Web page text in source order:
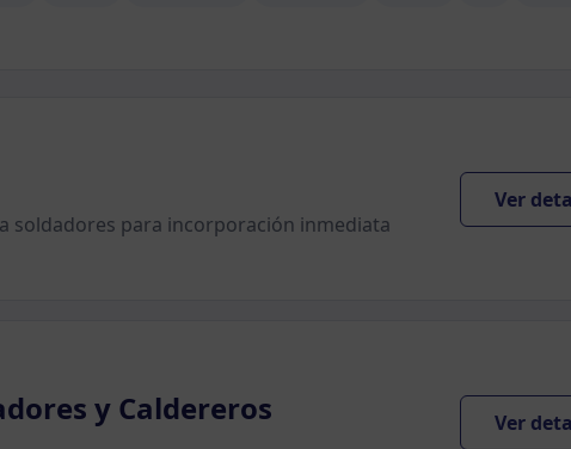
soldadores para incorporación inmediata
Ver
y Caldereros Ver